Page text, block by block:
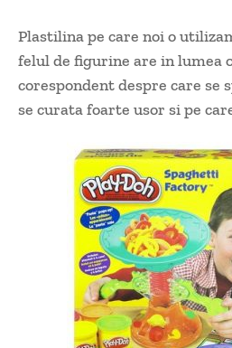
Plastilina pe care noi o
felul de figurine are in lumea
corespondent despre care se
se curata foarte usor si pe